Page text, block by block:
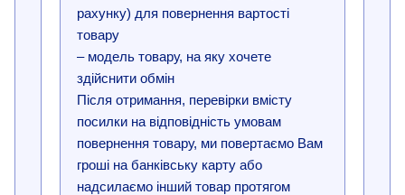
рахунку) для повернення вартості
товару
– модель товару, на яку хочете
здійснити обмін
Після отримання, перевірки вмісту
посилки на відповідність умовам
повернення товару, ми повертаємо Вам
гроші на банківську карту або
надсилаємо інший товар протягом